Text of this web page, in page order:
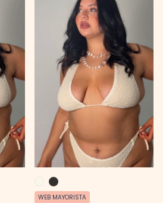
WEB MAYORISTA